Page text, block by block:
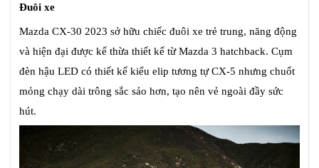
Đuôi xe
Mazda CX-30 2023 sở hữu chiếc đuôi xe trẻ trung, năng động
và hiện đại được kế thừa thiết kế từ Mazda 3 hatchback. Cụm
đèn hậu LED có thiết kế kiểu elip tương tự CX-5 nhưng chuốt
mỏng chạy dài trông sắc sảo hơn, tạo nên vẻ ngoài đầy sức
hút.